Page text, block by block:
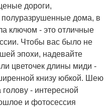
дороги,
полуразрушенные дома, в
ключом - это отличные
Чтобы вас было не
эпохи, надевайте
цветочек длины миди -
книзу юбкой. Шею
- интересной
и фотосессия